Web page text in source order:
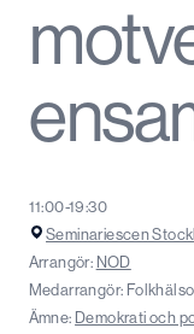
11:00-19:30
Seminariescen
Arrangör: NOD
Medarrangör:
Ämne: Demokrati och